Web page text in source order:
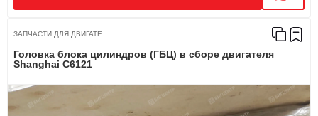
ЗАПЧАСТИ ДЛЯ ДВИГАТЕ ...
Головка блока цилиндров (ГБЦ) в сборе двигателя
Shanghai C6121